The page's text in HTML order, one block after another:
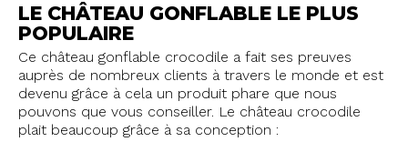
LE CHÂTEAU GONFLABLE LE PLUS
POPULAIRE
Ce château gonflable crocodile a fait ses preuves
auprès de nombreux clients à travers le monde et est
devenu grâce à cela un produit phare que nous
pouvons que vous conseiller. Le château crocodile
plait beaucoup grâce à sa conception :